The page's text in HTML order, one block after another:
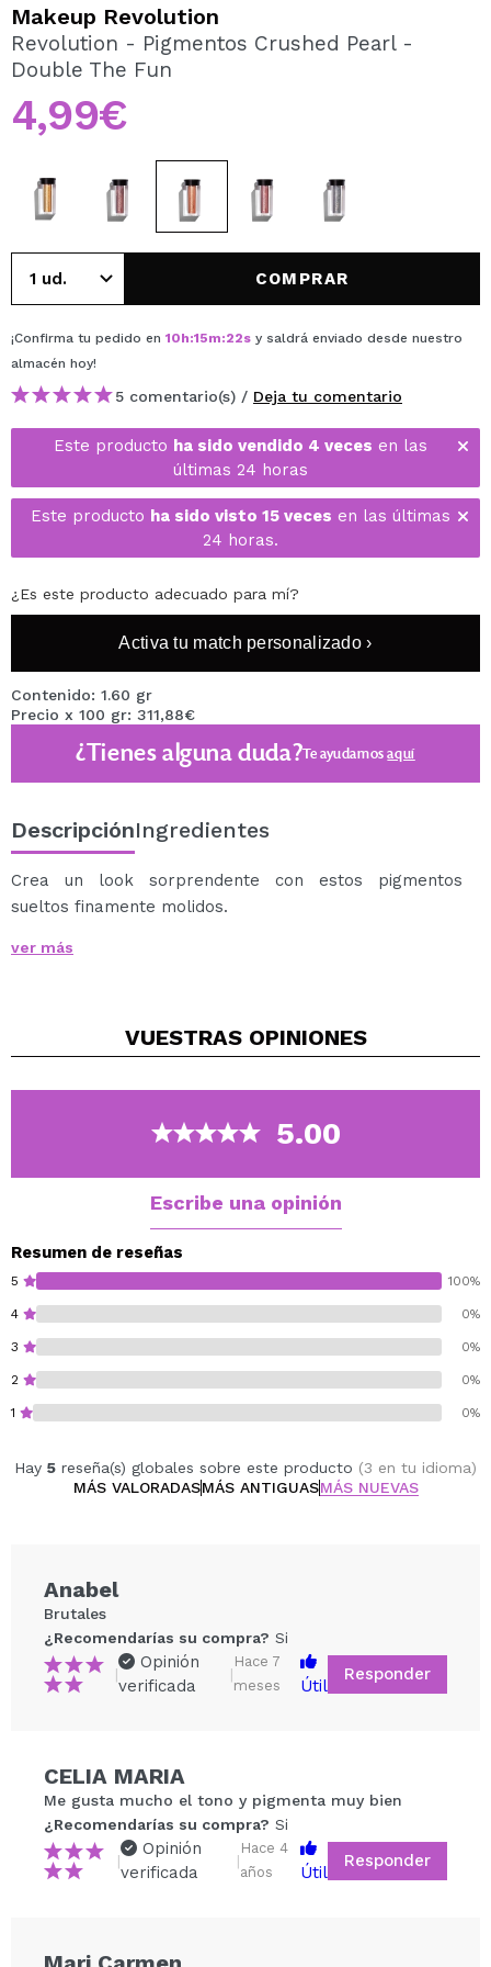
Al crear una cuenta en Maquillalia.com podrás realizar
tus compras rápidamente, revisar el estado de tus
CREAR CUENTA
Makeup Revolution
Revolution - Pigmentos Crushed Pearl -
Double The Fun
4,99€
COMPRAR
¡Confirma tu pedido en 10h:15m:21sy saldrá enviado desde nuestro
almacén hoy!
5 comentario(s) / Deja tu comentario
Este producto ha sido vendido 4 veces en las
últimas 24 horas
Este producto ha sido visto 15 veces en las últimas
24 horas.
¿Es este producto adecuado para mí?
Activa tu match personalizado ›
Contenido: 1.60 gr
Precio x 100 gr: 311,88€
¿Tienes alguna duda?Te ayudamosaquí
DescripciónIngredientes
Crea un look sorprendente con estos pigmentos
sueltos finamente molidos.
productos para lograr un brillo tenue o dar mayor
Disponible en 15 tonos perlados.
ver más
VUESTRAS OPINIONES
5.00
Escribe una opinión
Resumen de reseñas
5 100%
4 0%
3 0%
2 0%
1 0%
Hay 5 reseña(s) globales sobre este producto (3 en tu idioma)
MÁS VALORADASMÁS ANTIGUASMÁS NUEVAS
Compartir un vídeo o una foto
Tu vídeo podría ser el primero. Imagínatelo...
Anabel
Brutales
¿Recomendarías su compra? Si
|
Opinión
verificada
|
Hace 7
meses
Útil
Responder
CELIA MARIA
Me gusta mucho el tono y pigmenta muy bien
¿Recomendarías su compra? Si
|
Opinión
verificada
|
Hace 4
años
Útil
Responder